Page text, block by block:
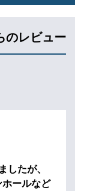
のレビュー
したが、
ールなど